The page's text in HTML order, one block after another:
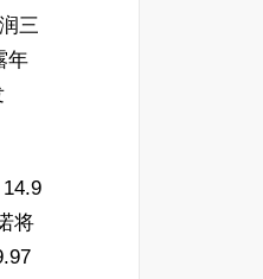
三
年
将